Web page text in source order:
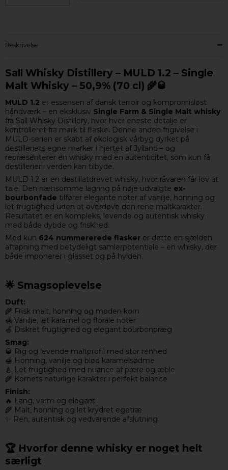
Beskrivelse
Sall Whisky Distillery – MULD 1.2 – Single
Malt Whisky – 50,9% (70 cl) 🌾🥃
MULD 1.2 er essensen af dansk terroir og kompromisløst
håndværk – en eksklusiv Single Farm & Single Malt whisky
fra Sall Whisky Distillery, hvor hver eneste detalje er
kontrolleret fra mark til flaske. Denne anden frigivelse i
MULD-serien er skabt af økologisk vårbyg dyrket på
destilleriets egne marker i hjertet af Jylland – og
repræsenterer en whisky med en autenticitet, som kun få
destillerier i verden kan tilbyde.
MULD 1.2 er en destillatdrevet whisky, hvor råvaren får lov at
tale. Den nænsomme lagring på nøje udvalgte ex-
bourbonfade tilfører elegante noter af vanilje, honning og
let frugtighed uden at overdøve den rene maltkarakter.
Resultatet er en kompleks, levende og autentisk whisky
med både dybde og friskhed.
Med kun 624 nummererede flasker er dette en sjælden
aftapning med betydeligt samlerpotentiale – en whisky, der
både imponerer i glasset og på hylden.
🌟 Smagsoplevelse
Duft:
🌾 Frisk malt, honning og moden korn
🍯 Vanilje, let karamel og florale noter
🍏 Diskret frugtighed og elegant bourbonpræg
Smag:
🥃 Rig og levende maltprofil med stor renhed
🍯 Honning, vanilje og blød karamelsødme
🍐 Let frugtighed med nuance af pære og æble
🌾 Kornets naturlige karakter i perfekt balance
Finish:
🔥 Lang, varm og elegant
🌾 Malt, honning og let krydret egetræ
✨ Ren, autentisk og vedvarende afslutning
🏆 Hvorfor denne whisky er noget helt
særligt